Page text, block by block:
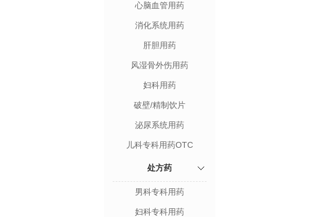
心脑血管用药
消化系统用药
肝胆用药
风湿骨外伤用药
妇科用药
破壁/精制饮片
泌尿系统用药
儿科专科用药OTC
处方药
男科专科用药
妇科专科用药